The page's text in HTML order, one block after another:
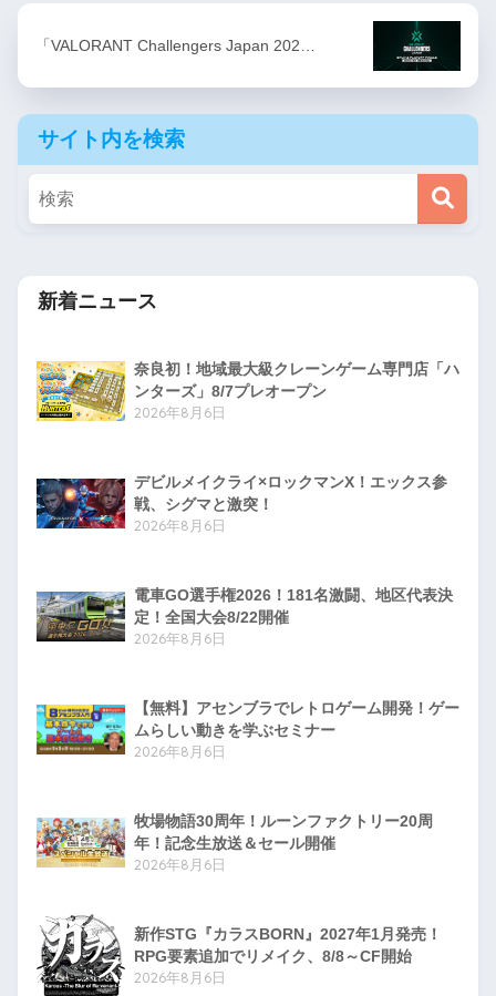
「VALORANT Challengers Japan 202…
サイト内を検索
新着ニュース
奈良初！地域最大級クレーンゲーム専門店「ハ
ンターズ」8/7プレオープン
2026年8月6日
デビルメイクライ×ロックマンX！エックス参
戦、シグマと激突！
2026年8月6日
電車GO選手権2026！181名激闘、地区代表決
定！全国大会8/22開催
2026年8月6日
【無料】アセンブラでレトロゲーム開発！ゲー
ムらしい動きを学ぶセミナー
2026年8月6日
牧場物語30周年！ルーンファクトリー20周
年！記念生放送＆セール開催
2026年8月6日
新作STG『カラスBORN』2027年1月発売！
RPG要素追加でリメイク、8/8～CF開始
2026年8月6日